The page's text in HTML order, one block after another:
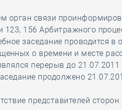
орган связи
123, 156 Арбитражного
заседание проводится в
о времени и месте
перерыв до
продолжено
представителей сторон.